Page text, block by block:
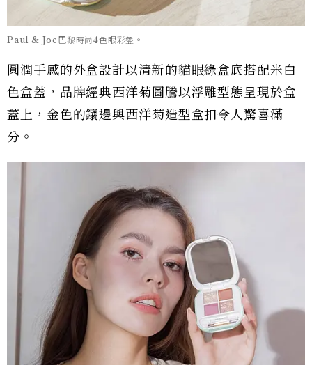
Paul & Joe巴黎時尚4色眼彩盤。
圓潤手感的外盒設計以清新的貓眼綠盒底搭配米白
色盒蓋，品牌經典西洋菊圖騰以浮雕型態呈現於盒
蓋上，金色的鑲邊與西洋菊造型盒扣令人驚喜滿
分。